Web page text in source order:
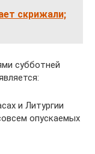
скрижали;
субботней
и Литургии
опускаемых